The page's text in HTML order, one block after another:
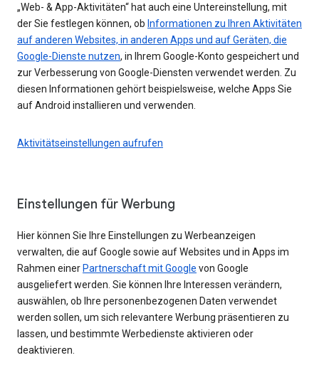
„Web- & App-Aktivitäten“ hat auch eine Untereinstellung, mit
der Sie festlegen können, ob Informationen zu Ihren Aktivitäten
auf anderen Websites, in anderen Apps und auf Geräten, die
Google-Dienste nutzen, in Ihrem Google-Konto gespeichert und
zur Verbesserung von Google-Diensten verwendet werden. Zu
diesen Informationen gehört beispielsweise, welche Apps Sie
auf Android installieren und verwenden.
Aktivitätseinstellungen aufrufen
Einstellungen für Werbung
Hier können Sie Ihre Einstellungen zu Werbeanzeigen
verwalten, die auf Google sowie auf Websites und in Apps im
Rahmen einer Partnerschaft mit Google von Google
ausgeliefert werden. Sie können Ihre Interessen verändern,
auswählen, ob Ihre personenbezogenen Daten verwendet
werden sollen, um sich relevantere Werbung präsentieren zu
lassen, und bestimmte Werbedienste aktivieren oder
deaktivieren.